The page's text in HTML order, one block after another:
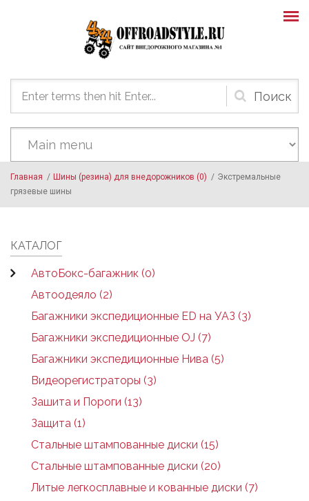
Форма
поиска
Главная / Шины (резина) для внедорожников (0) / Экстремальные
грязевые шины
КАТАЛОГ
АвтоБокс-багажник (0)
Автоодеяло (2)
Багажники экспедиционные ED на УАЗ (3)
Багажники экспедиционные OJ (7)
Багажники экспедиционные Нива (5)
Видеорегистраторы (3)
Зашита и Пороги (13)
Защита (1)
Стальные штампованные диски (15)
Стальные штампованные диски (20)
Литые легкосплавные и кованные диски (7)